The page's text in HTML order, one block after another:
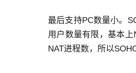
最后支持PC数量小。
用户数量有限，基本
NAT进程数，所以